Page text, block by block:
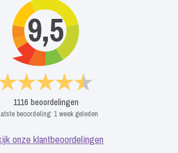
geheel in stijl van een fantasiewereld
geluidsset voor wat versterking
9,5
1116 beoordelingen
beoordeling: 1 week geleden
onze klantbeoordelingen